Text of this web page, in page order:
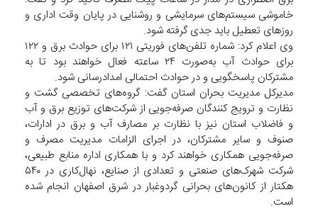
خاموشی سیستم‌های سرمایشی و روشنایی در پایان وقت اداری و
روز‌های تعطیل باید جدی گرفته شود.
وی اعلام کرد: شماره تلفن‌های فوریتی ۱۲۱ برای حوادث برق و ۱۲۲
برای حوادث آب به‌صورت ۲۴ ساعته فعال خواهند بود تا به
مشترکان پاسخگویی و در حوادث احتمالی امدادرسانی شود.
مدیرکل مدیریت بحران استان گفت: گروه‌های تخصصی گشت و
نظارت و ترویج کنندگان صرفه‌جویی از شرکت‌های توزیع برق و آب
و فاضلاب استان نیز با نظارت بر مصارف آب و برق در ادارات،
صنوف و سایر مشترکان، در اجرای الزامات مدیریت مصرف و
صرفه‌جویی همکاری خواهند کرد و با همکاری اداره منابع طبیعی،
شرکت شهرک‌های صنعتی و تعدادی از صنایع، نهال‌کاری در ۵۴۰
هکتار از کانون‌های بحرانی گردوغبار در شرق اصفهان انجام شده
است.